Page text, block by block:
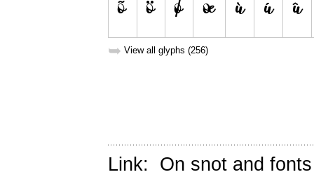
➥ View all glyphs (256)
Link: On snot and fonts